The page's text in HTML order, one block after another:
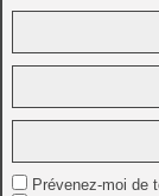
Prévenez-moi de